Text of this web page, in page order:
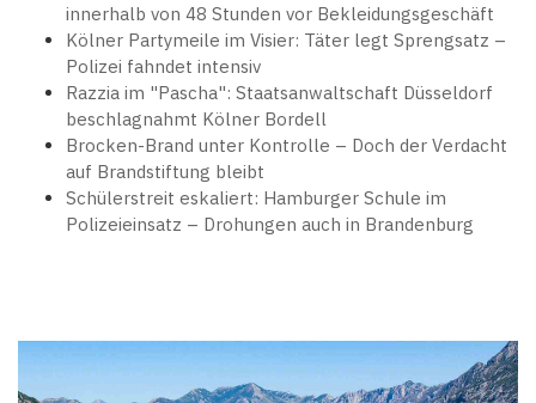
innerhalb von 48 Stunden vor Bekleidungsgeschäft
Kölner Partymeile im Visier: Täter legt Sprengsatz –
Polizei fahndet intensiv
Razzia im "Pascha": Staatsanwaltschaft Düsseldorf
beschlagnahmt Kölner Bordell
Brocken-Brand unter Kontrolle – Doch der Verdacht
auf Brandstiftung bleibt
Schülerstreit eskaliert: Hamburger Schule im
Polizeieinsatz – Drohungen auch in Brandenburg